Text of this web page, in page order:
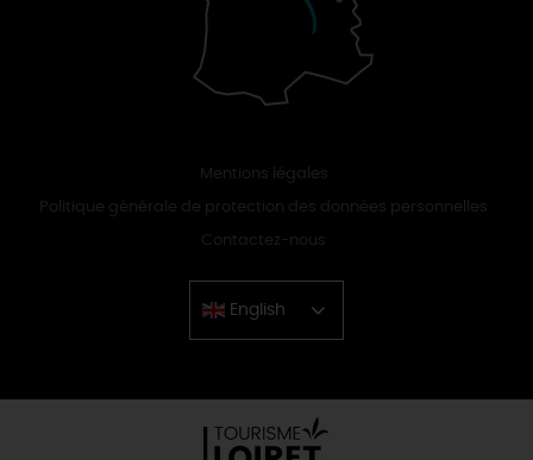
Mentions légales
Politique générale de protection des données personnelles
Contactez-nous
English
Chinese